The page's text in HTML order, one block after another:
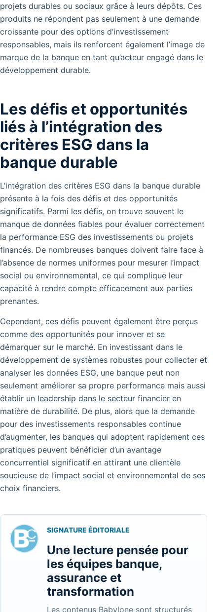
projets durables ou sociaux grâce à leurs dépôts. Ces
produits ne répondent pas seulement à une demande
croissante pour des options d’investissement
responsables, mais ils renforcent également l’image de
marque de la banque en tant qu’acteur engagé dans le
développement durable.
Les défis et opportunités
liés à l’intégration des
critères ESG dans la
banque durable
L’intégration des critères ESG dans la banque durable
présente à la fois des défis et des opportunités
significatifs. Parmi les défis, on trouve souvent le
manque de données fiables pour évaluer correctement
la performance ESG des investissements ou projets
financés. De nombreuses banques doivent faire face à
l’absence de normes uniformes pour mesurer l’impact
social ou environnemental, ce qui complique leur
capacité à rendre compte efficacement aux parties
prenantes.
Cependant, ces défis peuvent également être perçus
comme des opportunités pour innover et se
démarquer sur le marché. En investissant dans le
développement de systèmes robustes pour collecter et
analyser les données ESG, une banque peut non
seulement améliorer sa propre performance mais aussi
établir un leadership dans le secteur financier en
matière de durabilité. De plus, alors que la demande
pour des investissements responsables continue
d’augmenter, les banques qui adoptent rapidement ces
pratiques peuvent bénéficier d’un avantage
concurrentiel significatif en attirant une clientèle
soucieuse de l’impact social et environnemental de ses
choix financiers.
SIGNATURE ÉDITORIALE
Une lecture pensée pour
les équipes banque,
assurance et
transformation
Les contenus Babylone sont structurés